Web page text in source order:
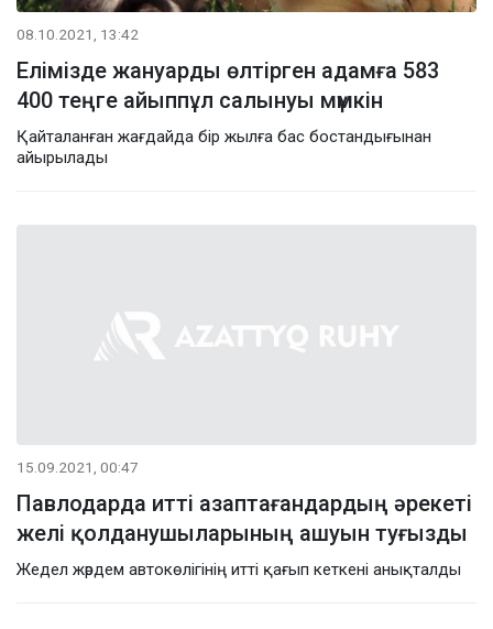
08.10.2021, 13:42
Елімізде жануарды өлтірген адамға 583
400 теңге айыппұл салынуы мүмкін
Қайталанған жағдайда бір жылға бас бостандығынан
айырылады
15.09.2021, 00:47
Павлодарда итті азаптағандардың әрекеті
желі қолданушыларының ашуын туғызды
Жедел жәрдем автокөлігінің итті қағып кеткені анықталды